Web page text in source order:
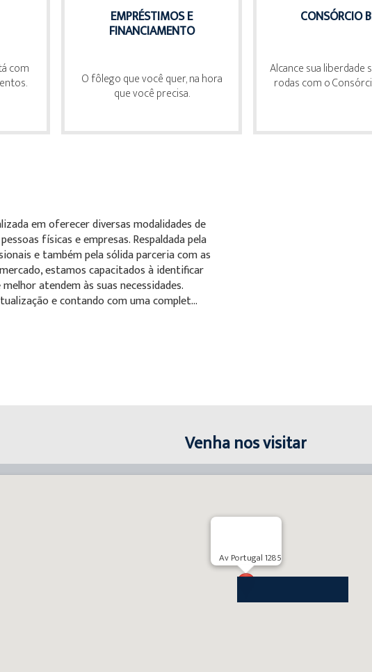
com
EMPRÉSTIMOS E
FINANCIAMENTO
O fôlego que você quer, na hora
que você precisa.
CONSÓRCIO
Alcance sua liberdade
rodas com o
em oferecer diversas modalidades de
físicas e empresas. Respaldada pela
e também pela sólida parceria com as
estamos capacitados à identificar
atendem às suas necessidades.
e contando com uma complet...
Venha nos visitar
Av Portugal 1285